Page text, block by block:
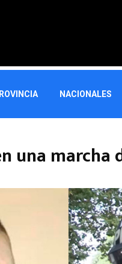
NACIONALES
una marcha